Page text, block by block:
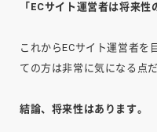
「ECサイト運営者は将来性
これからECサイト運営者を
ての方は非常に気になる点
結論、将来性はあります。